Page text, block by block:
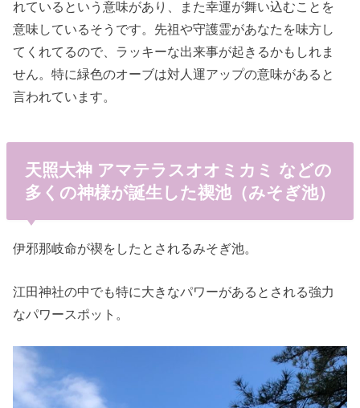
れているという意味があり、また幸運が舞い込むことを
意味しているそうです。先祖や守護霊があなたを味方し
てくれてるので、ラッキーな出来事が起きるかもしれま
せん。特に緑色のオーブは対人運アップの意味があると
言われています。
天照大神 アマテラスオオミカミ などの
多くの神様が誕生した禊池（みそぎ池）
伊邪那岐命が禊をしたとされるみそぎ池。
江田神社の中でも特に大きなパワーがあるとされる強力
なパワースポット。